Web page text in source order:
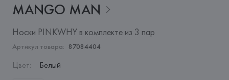
MANGO MAN
Носки PINKWHY в комплекте из 3 пар
Артикул товара: 87084404
Цвет: Белый